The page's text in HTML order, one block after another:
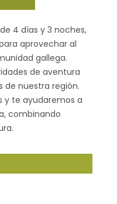
4 días y 3 noches,
aprovechar al
gallega.
de aventura
de nuestra región.
y te ayudaremos a
combinando